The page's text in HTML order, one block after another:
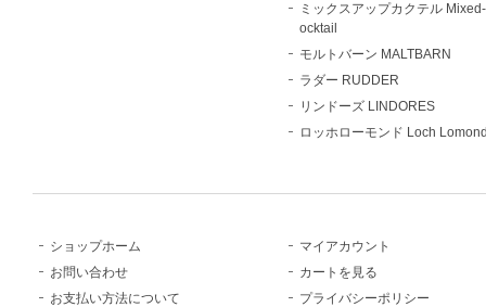
ミックスアップカクテル
ocktail
モルトバーン MALTBARN
ラダー RUDDER
リンドーズ LINDORES
ロッホローモンド Loch
ショップホーム
お問い合わせ
お支払い方法について
マイアカウント
カートを見る
プライバシーポリシー